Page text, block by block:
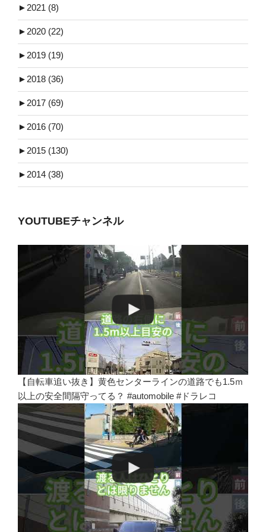
► 2021 (8)
► 2020 (22)
► 2019 (19)
► 2018 (36)
► 2017 (69)
► 2016 (70)
► 2015 (130)
► 2014 (38)
YOUTUBEチャンネル
【自転車追い抜き】黄色センターラインの道路でも1.5ｍ
以上の安全間隔守ってる？ #automobile #ドラレコ